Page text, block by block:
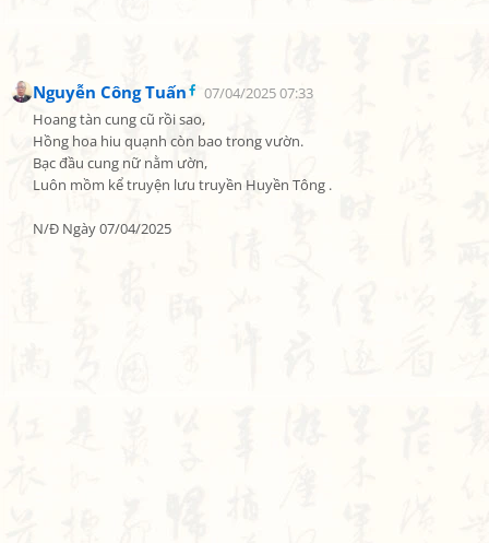
Nguyễn Công Tuấn
07/04/2025 07:33
Hoang tàn cung cũ rồi sao,
Hồng hoa hiu quạnh còn bao trong vườn.
Bạc đầu cung nữ nằm ườn,
Luôn mồm kể truyện lưu truyền Huyền Tông .
N/Đ Ngày 07/04/2025